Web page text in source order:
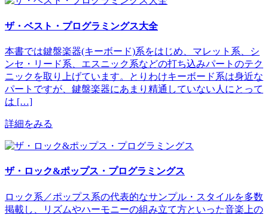
ザ・ベスト・プログラミングス大全
本書では鍵盤楽器(キーボード)系をはじめ、マレット系、シ
ンセ・リード系、エスニック系などの打ち込みパートのテク
ニックを取り上げています。とりわけキーボード系は身近な
パートですが、鍵盤楽器にあまり精通していない人にとって
は […]
詳細をみる
ザ・ロック&ポップス・プログラミングス
ロック系／ポップス系の代表的なサンプル・スタイルを多数
掲載し、リズムやハーモニーの組み立て方といった音楽上の